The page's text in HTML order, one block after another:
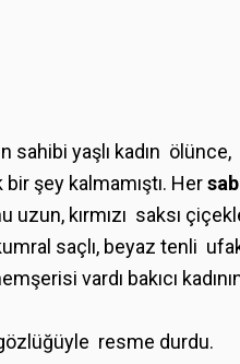
sahibi yaşlı kadın ölünce,
bir şey kalmamıştı. Her
uzun, kırmızı saksı
saçlı, beyaz tenli
vardı bakıcı
resme durdu.